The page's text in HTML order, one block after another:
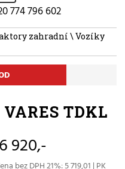
774 796 602
zahradní \Vozíky
VARES TDKL
6 920,-
bez DPH 21%: 5 719,01 | PK